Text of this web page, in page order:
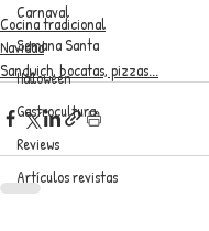
Carnaval
Semana Santa
Halloween
Gastrocultura
Reviews
Artículos revistas
Cocina tradicional
Navidad
Sandwich, bocatas, pizzas...